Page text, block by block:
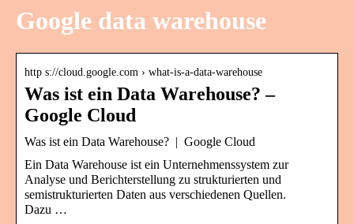
Google data warehouse
http s://cloud.google.com › what-is-a-data-warehouse
Was ist ein Data Warehouse? –
Google Cloud
Was ist ein Data Warehouse? | Google Cloud
Ein Data Warehouse ist ein Unternehmenssystem zur
Analyse und Berichterstellung zu strukturierten und
semistrukturierten Daten aus verschiedenen Quellen.
Dazu …